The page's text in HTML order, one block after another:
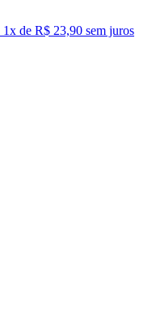
1x de R$ 23,90 sem juros